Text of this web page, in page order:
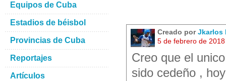
Creado porJkarlos
5 de febrero de
Creo que el
sido cedeño ,
Equipos de Cuba
Estadios de béisbol
Provincias de Cuba
Reportajes
Artículos